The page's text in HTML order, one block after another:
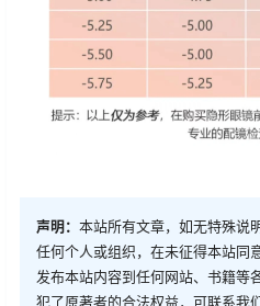
声明： 本站所有文章，如无特殊说
任何个人或组织，在未征得本站同
发布本站内容到任何网站、书籍等
犯了原著者的合法权益，可联系我